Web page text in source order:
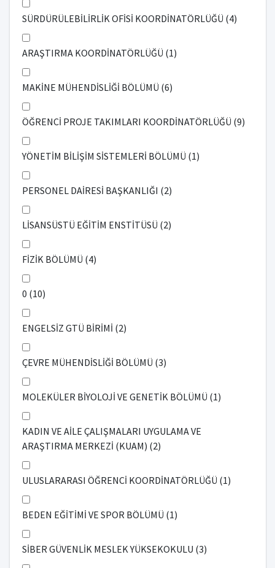
SÜRDÜRÜLEBİLİRLİK OFİSİ KOORDİNATÖRLÜĞÜ (4)
ARAŞTIRMA KOORDİNATÖRLÜĞÜ (1)
MAKİNE MÜHENDİSLİĞİ BÖLÜMÜ (6)
ÖĞRENCİ PROJE TAKIMLARI KOORDİNATÖRLÜĞÜ (9)
YÖNETİM BİLİŞİM SİSTEMLERİ BÖLÜMÜ (1)
PERSONEL DAİRESİ BAŞKANLIĞI (2)
LİSANSÜSTÜ EĞİTİM ENSTİTÜSÜ (2)
FİZİK BÖLÜMÜ (4)
0 (10)
ENGELSİZ GTÜ BİRİMİ (2)
ÇEVRE MÜHENDİSLİĞİ BÖLÜMÜ (3)
MOLEKÜLER BİYOLOJİ VE GENETİK BÖLÜMÜ (1)
KADIN VE AİLE ÇALIŞMALARI UYGULAMA VE
ARAŞTIRMA MERKEZİ (KUAM) (2)
ULUSLARARASI ÖĞRENCİ KOORDİNATÖRLÜĞÜ (1)
BEDEN EĞİTİMİ VE SPOR BÖLÜMÜ (1)
SİBER GÜVENLİK MESLEK YÜKSEKOKULU (3)